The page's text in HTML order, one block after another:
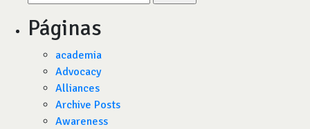
por:
Páginas
academia
Advocacy
Alliances
Archive Posts
Awareness